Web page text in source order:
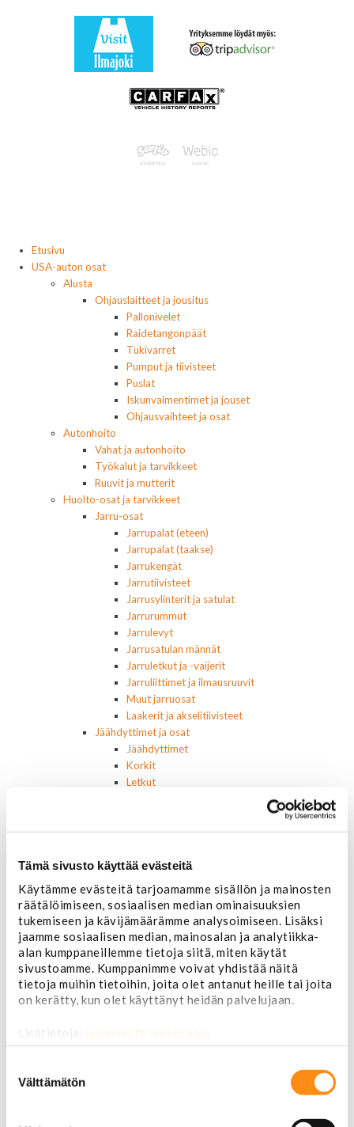
Tämä sivusto käyttää evästeitä
Käytämme evästeitä tarjoamamme sisällön ja mainosten
räätälöimiseen, sosiaalisen median ominaisuuksien
tukemiseen ja kävijämäärämme analysoimiseen. Lisäksi
jaamme sosiaalisen median, mainosalan ja analytiikka-
alan kumppaneillemme tietoja siitä, miten käytät
sivustoamme. Kumppanimme voivat yhdistää näitä
tietoja muihin tietoihin, joita olet antanut heille tai joita
on kerätty, kun olet käyttänyt heidän palvelujaan.
Lisätietoja: jarimaki.fi/tietosuoja
valinta
Välttämätön
Etusivu
USA-auton osat
Alusta
Ohjauslaitteet ja jousitus
Pallonivelet
Raidetangonpäät
Tukivarret
Pumput ja tiivisteet
Puslat
Iskunvaimentimet ja jouset
Ohjausvaihteet ja osat
Autonhoito
Vahat ja autonhoito
Työkalut ja tarvikkeet
Ruuvit ja mutterit
Huolto-osat ja tarvikkeet
Jarru-osat
Jarrupalat (eteen)
Jarrupalat (taakse)
Jarrukengät
Jarrutiivisteet
Jarrusylinterit ja satulat
Jarrurummut
Jarrulevyt
Jarrusatulan männät
Jarruletkut ja -vaijerit
Jarruliittimet ja ilmausruuvit
Muut jarruosat
Laakerit ja akselitiivisteet
Jäähdyttimet ja osat
Jäähdyttimet
Korkit
Letkut
Termostaatit, kotelot, tiivisteet
Vesipumput ja tiivisteet
Kiinnikkeet ja pidikkeet
Alapallonivelet
Yläpallonivelet
Raidetangonpäät sisempi
Raidetangonpäät ulompi
Vakaajan linkit
Polttoaine- ja ilmanottolaitteet
Suodattimet
AC Delco
Motocraft